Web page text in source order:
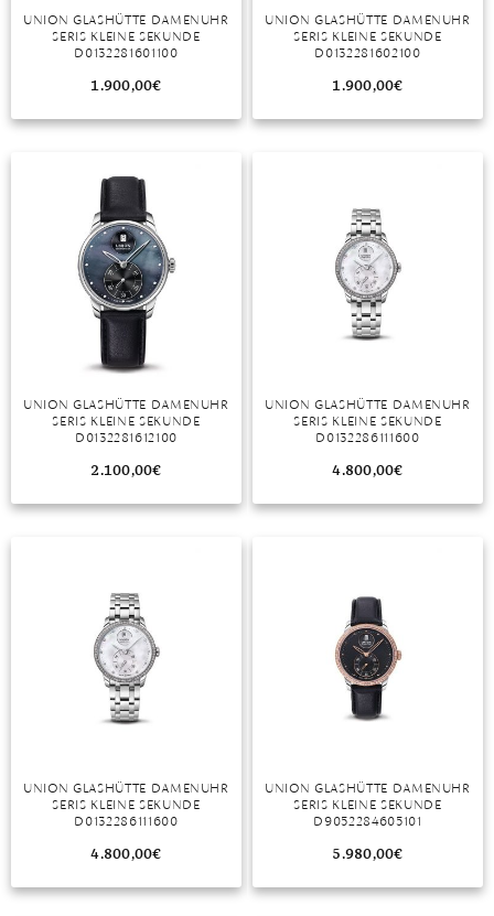
SAPHIR
UNION GLASHÜTTE DAMENUHR
SERIS KLEINE SEKUNDE
D0132281601100
1.900,00€
UNION GLASHÜTTE DAMENUHR
SERIS KLEINE SEKUNDE
D0132281602100
1.900,00€
UNION GLASHÜTTE DAMENUHR
SERIS KLEINE SEKUNDE
D0132281612100
2.100,00€
UNION GLASHÜTTE DAMENUHR
SERIS KLEINE SEKUNDE
D0132286111600
4.800,00€
UNION GLASHÜTTE DAMENUHR
SERIS KLEINE SEKUNDE
D0132286111600
4.800,00€
UNION GLASHÜTTE DAMENUHR
SERIS KLEINE SEKUNDE
D9052284605101
5.980,00€